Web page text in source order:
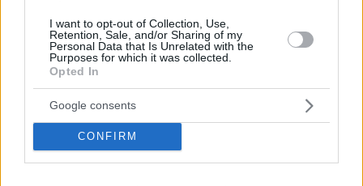
I want to opt-out of Collection, Use,
Retention, Sale, and/or Sharing of my
Personal Data that Is Unrelated with the
Purposes for which it was collected.
Opted In
Google consents
CONFIRM
Η Μαρίνα Βερνίκου έπιασε
λαγοκέφαλο: Δεν υπάρχει κανένας
λόγος να φοβόμαστε ή να
αποφεύγουμε τη θάλασσα, λέει
07.08.2026, 18:13 21